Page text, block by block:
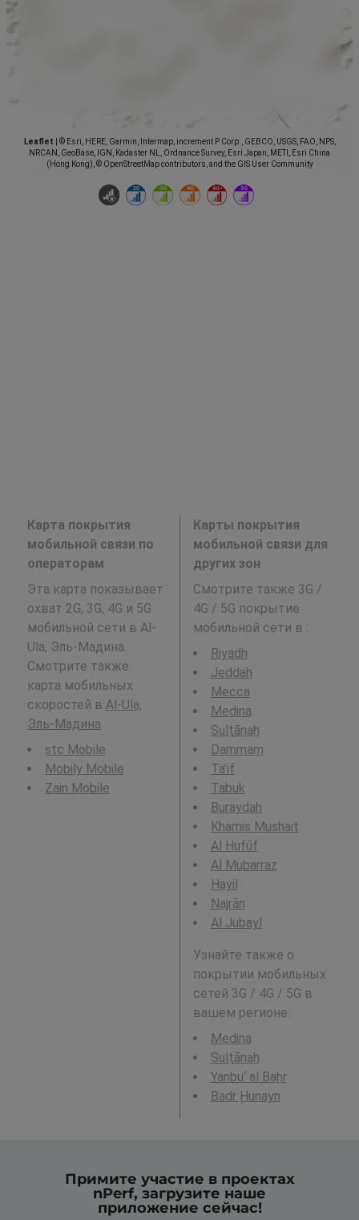
Leaflet
© Esri, HERE, Garmin, Intermap, increment P Corp., GEBCO, USGS, FAO, NPS,
NRCAN, GeoBase, IGN, Kadaster NL, Ordnance Survey, Esri Japan, METI, Esri China
(Hong Kong), © OpenStreetMap contributors, and the GIS User Community
Карта покрытия
мобильной связи по
операторам
Эта карта показывает
охват 2G, 3G, 4G и 5G
мобильной сети в Al-
Ula, Эль-Мадина.
Смотрите также:
карта мобильных
скоростей в Al-Ula,
Эль-Мадина .
stc Mobile
Mobily Mobile
Zain Mobile
Карты покрытия
мобильной связи для
других зон
Смотрите также 3G /
4G / 5G покрытие
мобильной сети в :
Riyadh
Jeddah
Mecca
Medina
Sulţānah
Dammam
Ta’if
Tabuk
Buraydah
Khamis Mushait
Al Hufūf
Al Mubarraz
Hayil
Najrān
Al Jubayl
Узнайте также о
покрытии мобильных
сетей 3G / 4G / 5G в
вашем регионе:
Medina
Sulţānah
Yanbu‘ al Baḩr
Badr Ḩunayn
Примите участие в проектах
nPerf, загрузите наше
приложение сейчас!